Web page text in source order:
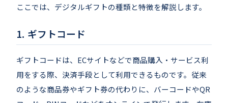
ここでは、デジタルギフトの種類と特徴を解説します。
ギフトコード
ギフトコードは、ECサイトなどで商品購入・サービス利
用をする際、決済手段として利用できるものです。従来
のような商品券やギフト券の代わりに、バーコードやQR